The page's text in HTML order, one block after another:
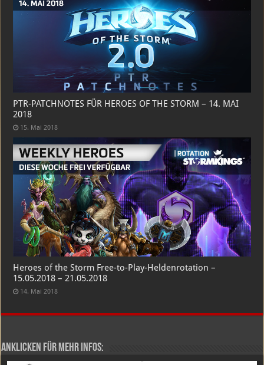
PTR-PATCHNOTES FÜR HEROES OF THE STORM – 14. MAI
2018
15. Mai 2018
Heroes of the Storm Free-to-Play-Heldenrotation –
15.05.2018 – 21.05.2018
14. Mai 2018
Anklicken für mehr Infos: